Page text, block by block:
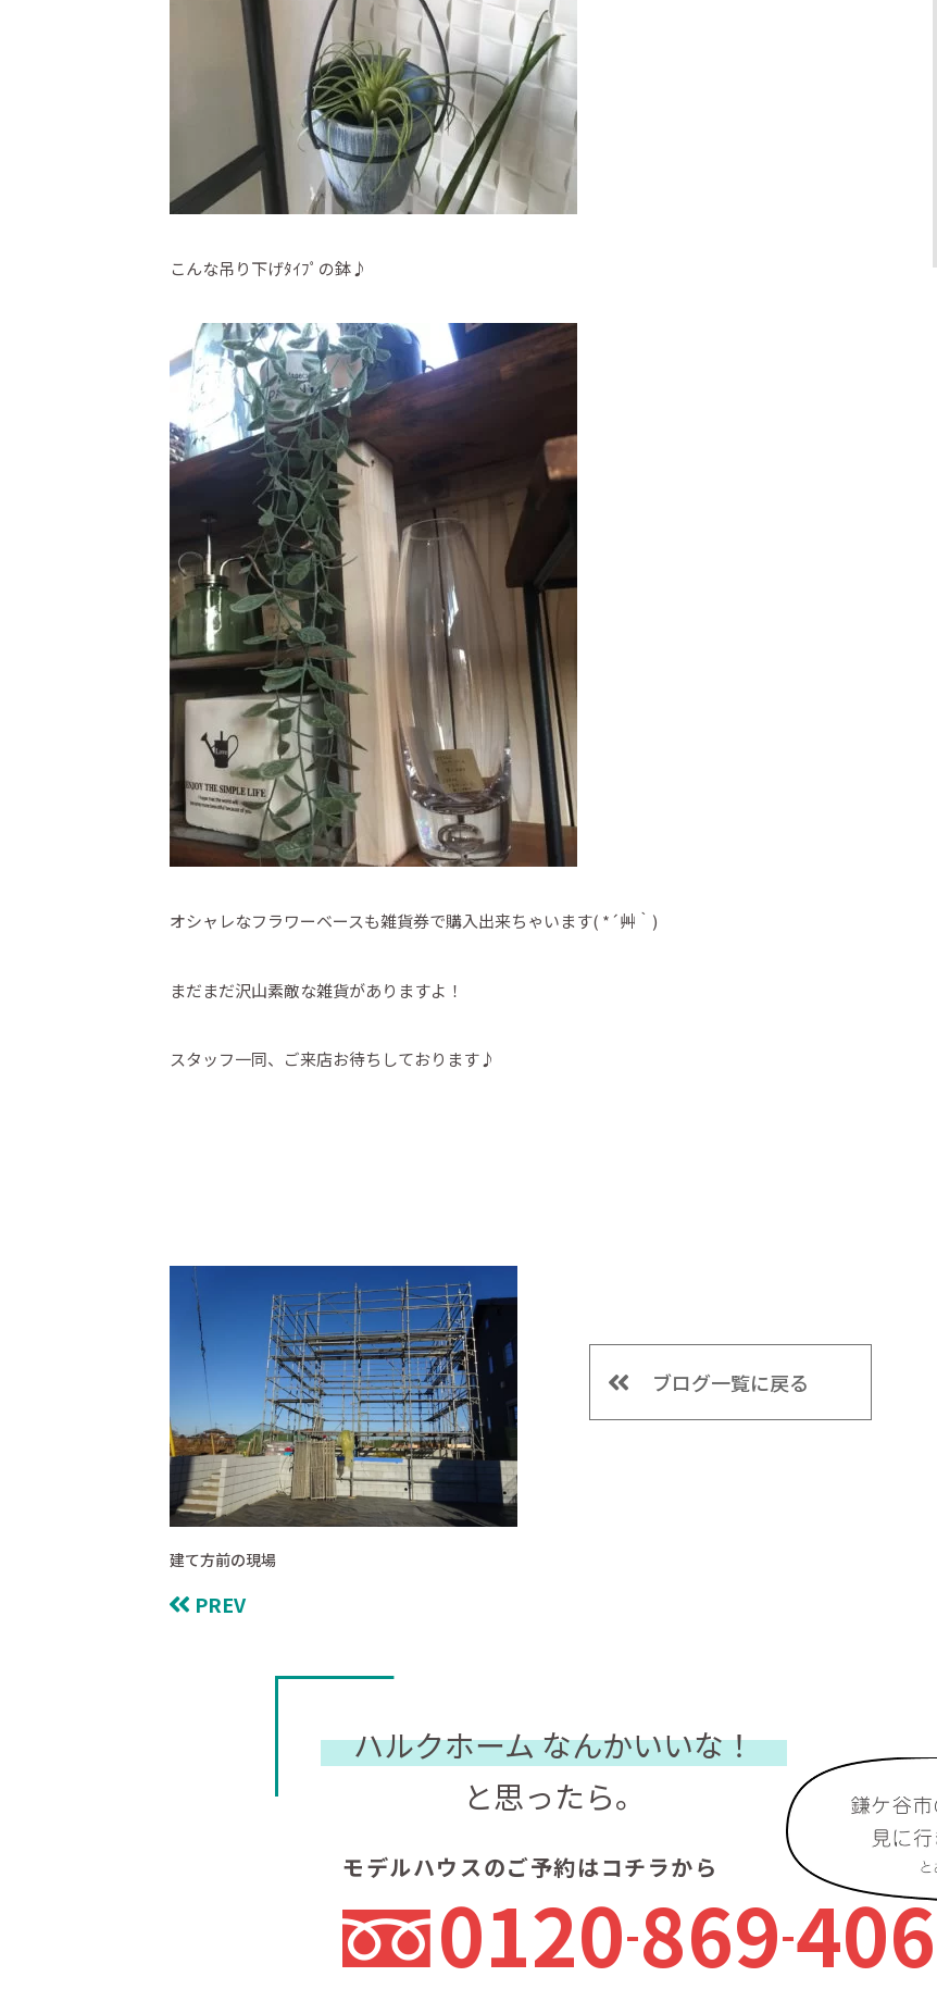
こんな吊り下げﾀｲﾌﾟの鉢♪
オシャレなフラワーベースも雑貨券で購入出来ちゃいます( *´艸｀)
まだまだ沢山素敵な雑貨がありますよ！
スタッフ一同、ご来店お待ちしております♪
ブログ一覧に戻る
PREV
建て方前の現場
ハルクホームなんかいいな！
と思ったら。
モデルハウスのご予約はコチラから
0120869406